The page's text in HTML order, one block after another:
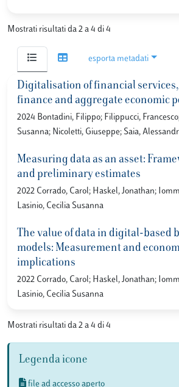
Mostrati risultati da 2 a 4 di 4
esporta metadati
Digitalisation of financial services,
finance and aggregate economic
2024 Bontadini, Filippo; Filippucci,
Susanna; Nicoletti, Giuseppe; Saia,
Measuring data as an asset:
and preliminary estimates
2022 Corrado, Carol; Haskel, Jonathan;
Lasinio, Cecilia Susanna
The value of data in digital-based
models: Measurement and
implications
2022 Corrado, Carol; Haskel, Jonathan;
Lasinio, Cecilia Susanna
Mostrati risultati da 2 a 4 di 4
Legenda icone
file ad accesso aperto